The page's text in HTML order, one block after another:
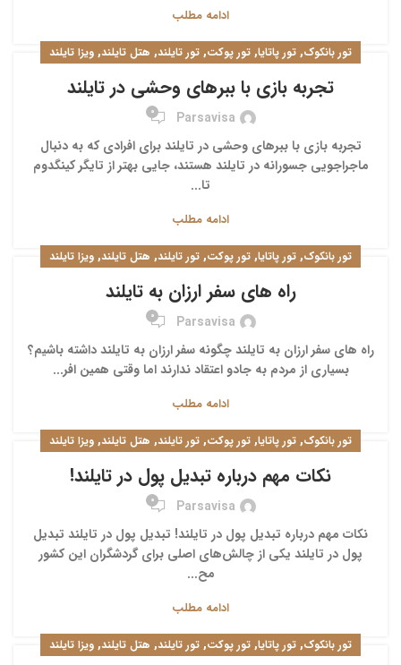
ادامه مطلب
تور بانکوک, تور پاتایا, تور پوکت, تور تایلند, هتل تایلند, ویزا تایلند
تجربه بازی با ببرهای وحشی در تایلند
Parsavisa
0
تجربه بازی با ببرهای وحشی در تایلند برای افرادی که به دنبال
ماجراجویی جسورانه در تایلند هستند، جایی بهتر از تایگر کینگدوم
تا...
ادامه مطلب
تور بانکوک, تور پاتایا, تور پوکت, تور تایلند, هتل تایلند, ویزا تایلند
راه های سفر ارزان به تایلند
Parsavisa
0
راه های سفر ارزان به تایلند چگونه سفر ارزان به تایلند داشته باشیم؟
بسیاری از مردم به جادو اعتقاد ندارند اما وقتی همین افر...
ادامه مطلب
تور بانکوک, تور پاتایا, تور پوکت, تور تایلند, هتل تایلند, ویزا تایلند
نکات مهم درباره تبدیل پول در تایلند!
Parsavisa
0
نکات مهم درباره تبدیل پول در تایلند! تبدیل پول در تایلند تبدیل
پول در تایلند یکی از چالش‌های اصلی برای گردشگران این کشور
مح...
ادامه مطلب
تور بانکوک, تور پاتایا, تور پوکت, تور تایلند, هتل تایلند, ویزا تایلند